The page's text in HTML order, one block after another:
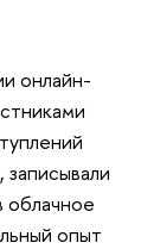
онлайн-
облачное
опыт